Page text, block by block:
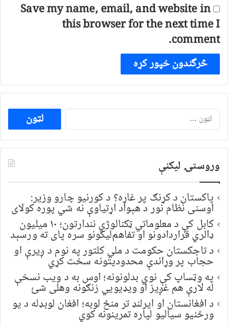
Save my name, email, and website in
this browser for the next time I
comment.
ددی
لپاره
لټون:
وروستۍ ليکنې
پاکستان د کړنګ پر غاړه؟ د کورنیو چارو وزیر:
اوسنی نظام نور د هېواد اړتیاوې نه شي پوره کولای
کابل کې د معلوماتي ټکنالوژي نندارتون؛ ۱۰ میلیون
ډالري قراردادونو او تفاهم‌لیکونو سره پای ته ورسېد
د تاجکستان حکومت د ملي کلتور په نوم د ږیرې او
حجاب پر وړاندې محدودیتونه سخت کړي
په وټساپ کې نوي بدلونونه؛ اوس به د ویب نسخې
له لارې هم غږیز او ویډیويي زنګونه وهلی شئ
د افغانستان او ایرلنډ تر منځ لوبه؛ افغان لوبډله د یو
ورځنیو سیالیو لپاره تمرینونه کوي